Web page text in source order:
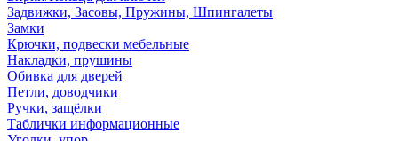
Задвижки, Засовы, Пружины, Шпингалеты
Замки
Крючки, подвески мебельные
Накладки, прушины
Обивка для дверей
Петли, доводчики
Ручки, защёлки
Таблички информационные